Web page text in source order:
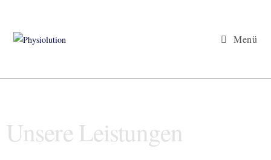
Menü
Unsere Leistungen